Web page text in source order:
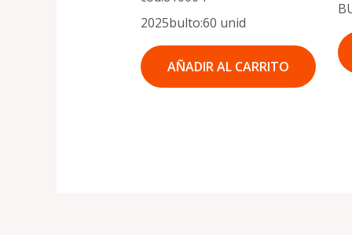
2025bulto:60 unid
AÑADIR AL CARRITO